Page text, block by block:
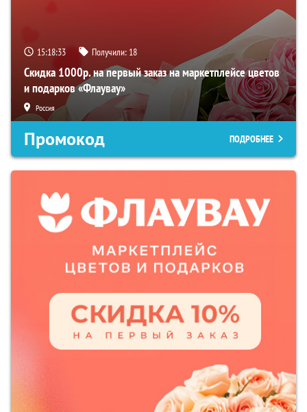
15:18:32 Получили: 18
Скидка 1000р. на первый заказ на маркетплейсе цветов
и подарков «Флаувау»
Россия
Промокод ПОДРОБНЕЕ